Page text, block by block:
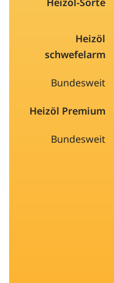
Heizöl
schwefelarm
Bundesweit
Heizöl Premium
Bundesweit